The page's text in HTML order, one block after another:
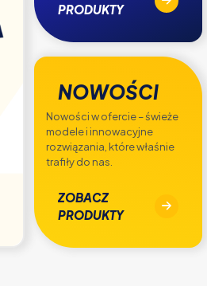
PRODUKTY
NOWOŚCI
Nowości w ofercie – świeże
modele i innowacyjne
rozwiązania, które właśnie
trafiły do nas.
ZOBACZ
PRODUKTY